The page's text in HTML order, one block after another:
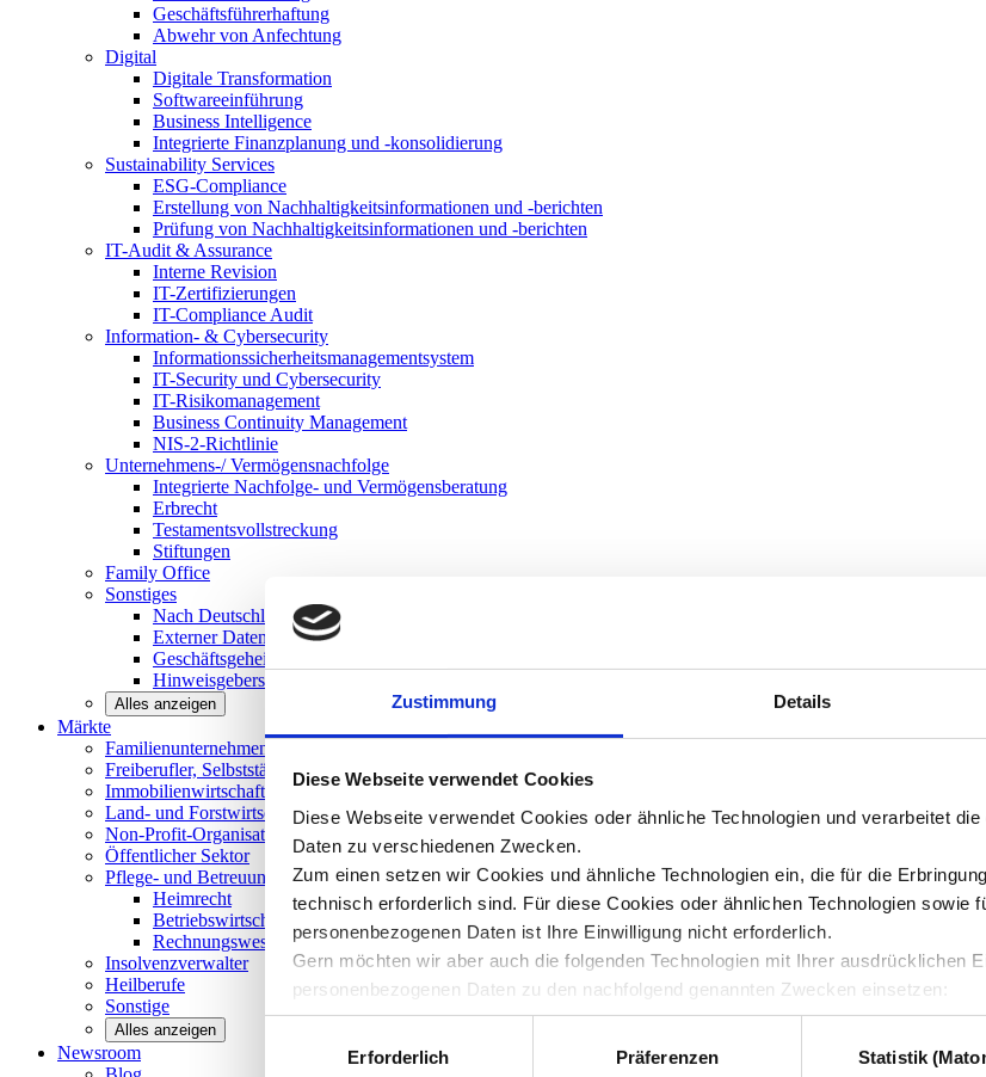
Zustimmung Details
Diese Webseite verwendet Cookies
Diese Webseite verwendet Cookies oder ähnliche Technologien und verarbeitet
Daten zu verschiedenen Zwecken.
Zum einen setzen wir Cookies und ähnliche Technologien ein, die für die
technisch erforderlich sind. Für diese Cookies oder ähnlichen Technologien sowie
personenbezogenen Daten ist Ihre Einwilligung nicht erforderlich.
Gern möchten wir aber auch die folgenden Technologien mit Ihrer ausdrücklichen
personenbezogenen Daten zu den nachfolgend genannten Zwecken einsetzen:
Erforderlich
Präferenzen Statistik
Geschäftsführerhaftung
Abwehr von Anfechtung
Digital
Digitale Transformation
Softwareeinführung
Business Intelligence
Integrierte Finanzplanung und -konsolidierung
Sustainability Services
ESG-Compliance
Erstellung von Nachhaltigkeitsinformationen und -berichten
Prüfung von Nachhaltigkeitsinformationen und -berichten
IT-Audit & Assurance
Interne Revision
IT-Zertifizierungen
IT-Compliance Audit
Information- & Cybersecurity
Informationssicherheitsmanagementsystem
IT-Security und Cybersecurity
IT-Risikomanagement
Business Continuity Management
NIS-2-Richtlinie
Unternehmens-/Vermögensnachfolge
Integrierte Nachfolge- und Vermögensberatung
Erbrecht
Testamentsvollstreckung
Stiftungen
Family Office
Sonstiges
Nach Deutschland expandieren
Externer Datenschutzbeauftragter
Geschäftsgeheimnisgesetz
Hinweisgeberschutz in Unternehmen
Alles anzeigen
Märkte
Familienunternehmen und
Freiberufler, Selbstständige undPrivatpersonen
Immobilienwirtschaft
Land- und Forstwirtschaft
Non-Profit-Organisationen
Öffentlicher Sektor
Pflege- und Betreuungseinrichtungen
Heimrecht
Betriebswirtschaftliche Beratung
Rechnungswesen/Controlling
Insolvenzverwalter
Heilberufe
Sonstige
Alles anzeigen
Newsroom